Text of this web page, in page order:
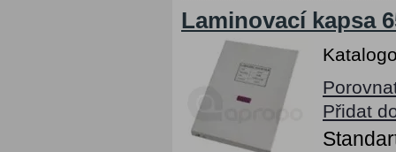
Laminovací kapsa
Přidat